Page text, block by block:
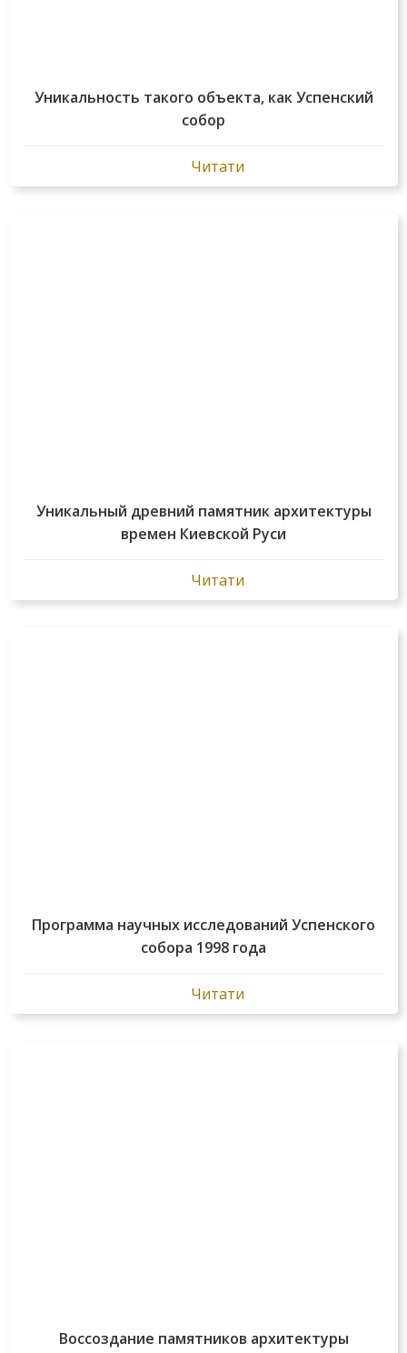
Уникальность такого объекта, как Успенский
собор
Читати
Уникальный древний памятник архитектуры
времен Киевской Руси
Читати
Программа научных исследований Успенского
собора 1998 года
Читати
Воссоздание памятников архитектуры